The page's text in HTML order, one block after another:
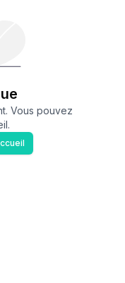
Vous pouvez